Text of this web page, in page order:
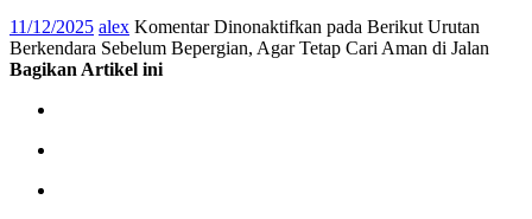
11/12/2025 alex Komentar Dinonaktifkan pada Berikut Urutan
Berkendara Sebelum Bepergian, Agar Tetap Cari Aman di Jalan
Bagikan Artikel ini